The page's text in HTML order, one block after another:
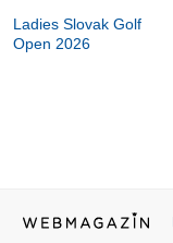
Ladies Slovak Golf
Open 2026